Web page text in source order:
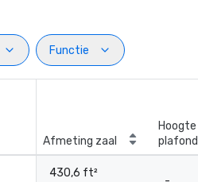
Functie
Afmeting zaal
Hoogte
plafond
430,6 ft²